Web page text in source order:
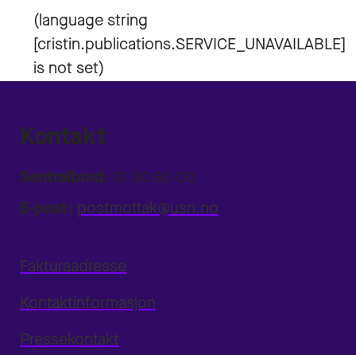
Kontakt
Sentralbord: 31 00 80 00
E-post: postmottak@usn.no
Fakturaadresse
Kontaktinformasjon
Pressekontakt